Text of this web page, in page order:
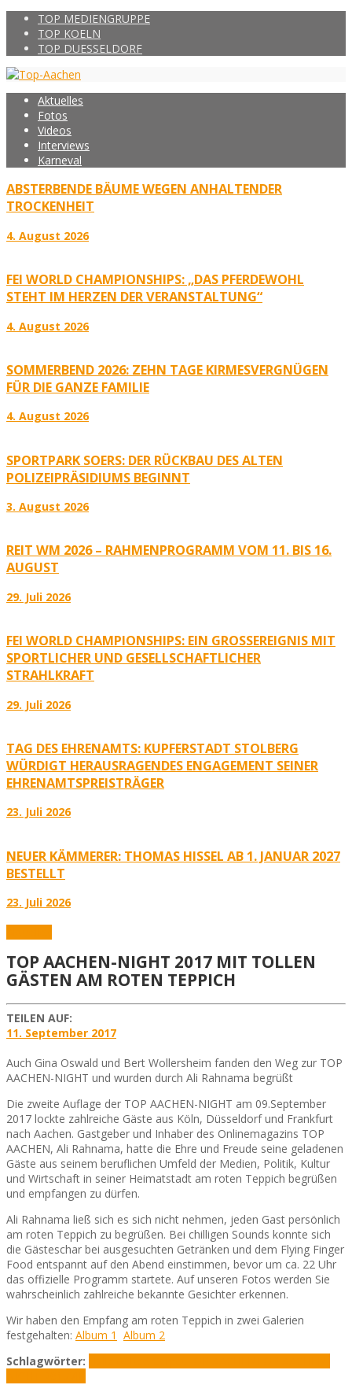
TOP MEDIENGRUPPE
TOP KOELN
TOP DUESSELDORF
Aktuelles
Fotos
Videos
Interviews
Karneval
ABSTERBENDE BÄUME WEGEN ANHALTENDER
TROCKENHEIT
4. August 2026
FEI WORLD CHAMPIONSHIPS: „DAS PFERDEWOHL
STEHT IM HERZEN DER VERANSTALTUNG“
4. August 2026
SOMMERBEND 2026: ZEHN TAGE KIRMESVERGNÜGEN
FÜR DIE GANZE FAMILIE
4. August 2026
SPORTPARK SOERS: DER RÜCKBAU DES ALTEN
POLIZEIPRÄSIDIUMS BEGINNT
3. August 2026
REIT WM 2026 – RAHMENPROGRAMM VOM 11. BIS 16.
AUGUST
29. Juli 2026
FEI WORLD CHAMPIONSHIPS: EIN GROSSEREIGNIS MIT S
PORTLICHER UND GESELLSCHAFTLICHER S
TRAHLKRAFT
29. Juli 2026
TAG DES EHRENAMTS: KUPFERSTADT STOLBERG
WÜRDIGT HERAUSRAGENDES ENGAGEMENT SEINER
EHRENAMTSPREISTRÄGER
23. Juli 2026
NEUER KÄMMERER: THOMAS HISSEL AB 1. JANUAR 2027
BESTELLT
23. Juli 2026
TOP AACHEN-NIGHT 2017 MIT TOLLEN
GÄSTEN AM ROTEN TEPPICH
TEILEN AUF:
11. September 2017
Auch Gina Oswald und Bert Wollersheim fanden den Weg zur TOP
AACHEN-NIGHT und wurden durch Ali Rahnama begrüßt
Die zweite Auflage der TOP AACHEN-NIGHT am 09.September
2017 lockte zahlreiche Gäste aus Köln, Düsseldorf und Frankfurt
nach Aachen. Gastgeber und Inhaber des Onlinemagazins TOP
AACHEN, Ali Rahnama, hatte die Ehre und Freude seine geladenen
Gäste aus seinem beruflichen Umfeld der Medien, Politik, Kultur
und Wirtschaft in seiner Heimatstadt am roten Teppich begrüßen
und empfangen zu dürfen.
Ali Rahnama ließ sich es sich nicht nehmen, jeden Gast persönlich
am roten Teppich zu begrüßen. Bei chilligen Sounds konnte sich
die Gästeschar bei ausgesuchten Getränken und dem Flying Finger
Food entspannt auf den Abend einstimmen, bevor um ca. 22 Uhr
das offizielle Programm startete. Auf unseren Fotos werden Sie
wahrscheinlich zahlreiche bekannte Gesichter erkennen.
Wir haben den Empfang am roten Teppich in zwei Galerien
festgehalten: Album 1 Album 2
Schlagwörter: